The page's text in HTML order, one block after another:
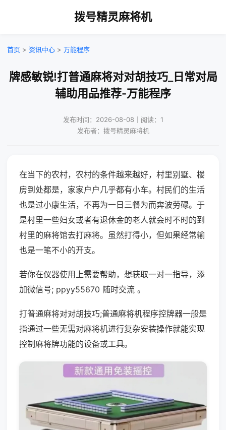
拨号精灵麻将机
首页 > 资讯中心 > 万能程序
牌感敏锐!打普通麻将对对胡技巧_日常对局
辅助用品推荐-万能程序
发布时间：2026-08-08｜阅读：1
发布者：拨号精灵麻将机
在当下的农村，农村的条件越来越好，村里别墅、楼
房到处都是，家家户户几乎都有小车。村民们的生活
也是过小康生活，不再为一日三餐为而奔波劳碌。于
是村里一些妇女或者有退休金的老人就会时不时的到
村里的麻将馆去打麻将。虽然打得小，但如果经常输
也是一笔不小的开支。
若你在仪器使用上需要帮助，想获取一对一指导，添
加微信号; ppyy55670 随时交流 。
打普通麻将对对胡技巧;普通麻将机程序控牌器一般是
指通过一些无需对麻将机进行复杂安装操作就能实现
控制麻将牌功能的设备或工具。